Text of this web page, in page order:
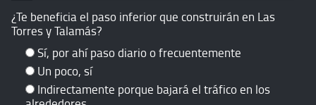
¿Te beneficia el paso inferior que construirán en Las
Torres y Talamás?
Sí, por ahí paso diario o frecuentemente
Un poco, sí
Indirectamente porque bajará el tráfico en los